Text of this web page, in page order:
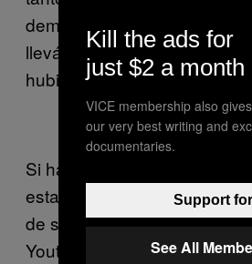
demostrar que estaban
llevándome un metal.
hubiera bastado.
Si hay dos segundos no hay
estas se vio el bueno de
de su retirada tras Londres
Youtube
Kill the ads for
just $2 a month
VICE membership also
our very best writing and
documentaries.
Support
See All